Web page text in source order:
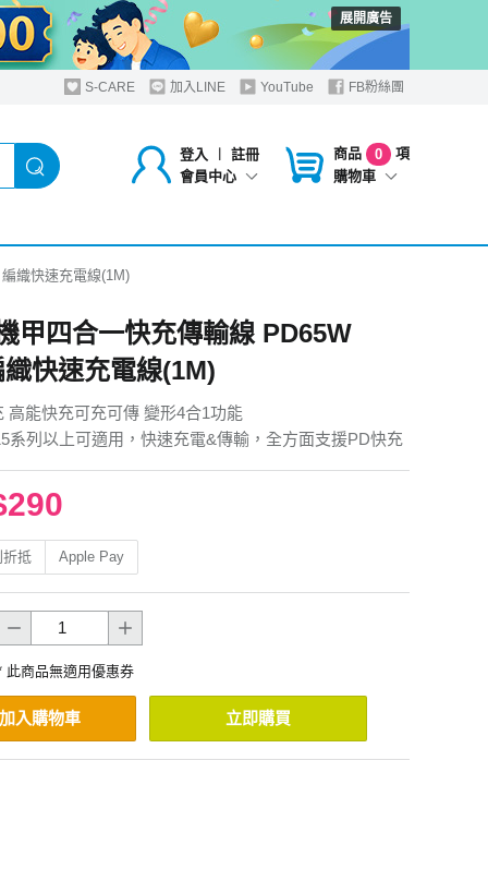
展開廣告
S-CARE 加入LINE YouTube FB粉絲團
登入 ︱
註冊
會員中心
商品 0
項
購物車
織快速充電線(1M)
甲四合一快充傳輸線 PD65W
快速充電線(1M)
能快充可充可傳 變形4合1功能
系列以上可適用，快速充電&傳輸，全方面支援PD快充
抵 Apple Pay
此商品無適用優惠券
加入購物車 立即購買